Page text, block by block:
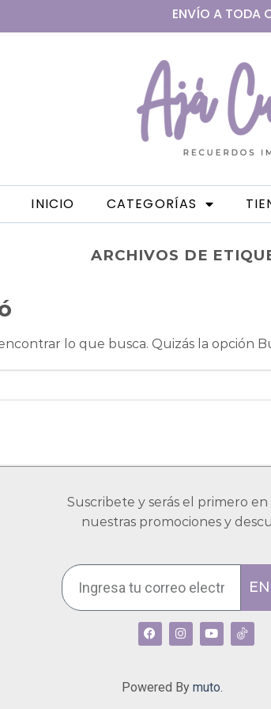
ENVÍO A TODA
INICIO CATEGORÍAS
ARCHIVOS DE
lo que busca. Quizás la opción
Suscribete y serás el primero en
nuestras promociones y
Powered By muto.